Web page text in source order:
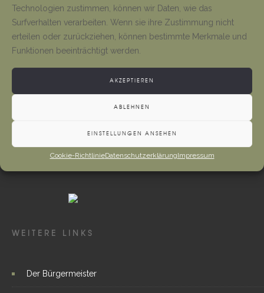
Technologien zustimmen, können wir Daten, wie das
Surfverhalten verarbeiten. Wenn sie ihre Zustimmung nicht
erteilen oder zurückziehen, können bestimmte Merkmale und
Funktionen beeinträchtigt werden.
AKZEPTIEREN
ABLEHNEN
EINSTELLUNGEN ANSEHEN
Cookie-RichtlinieDatenschutzerklärungImpressum
Gottesdienste und Vermeldungen
Tino Jäger 1. August 2026
WEITERE LINKS
Der Bürgermeister